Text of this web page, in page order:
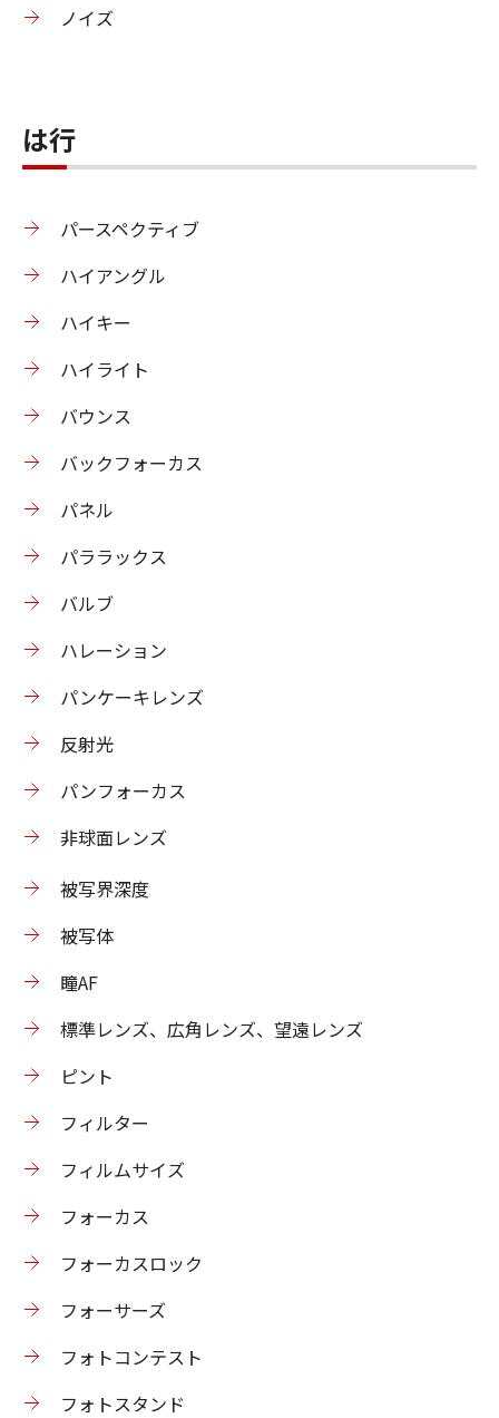
ノイズ
は行
パースペクティブ
ハイアングル
ハイキー
ハイライト
バウンス
バックフォーカス
パネル
パララックス
バルブ
ハレーション
パンケーキレンズ
反射光
パンフォーカス
非球面レンズ
被写界深度
被写体
瞳AF
標準レンズ、広角レンズ、望遠レンズ
ピント
フィルター
フィルムサイズ
フォーカス
フォーカスロック
フォーサーズ
フォトコンテスト
フォトスタンド